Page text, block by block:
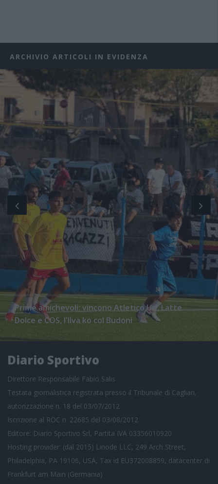
ARCHIVIO ARTICOLI IN EVIDENZA
Prime amichevoli: vincono Atletico Uri, Latte
Dolce e COS, l'Ilva ko col Budoni
Diario Sportivo
Direttore Responsabile Fabio Salis
Testata giornalistica registrata presso il Tribunale di Cagliari,
autorizzazione n. 18 del 03/07/2012
Iscrizione al ROC n. 22685 del 03/08/2012
Editore: Diario Sportivo Srl, Partita IVA 03356010920
Hosting provider: (dal 2015) Linode LLC, 249 Arch Street,
Philadelphia, PA 19106, USA, Tax id EU372008859, datacenter di
Frankfurt am Main (Germania)